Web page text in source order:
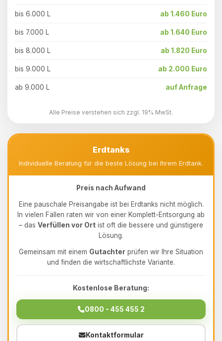
bis 6.000 L ab 1.460 Euro
bis 7.000 L ab 1.640 Euro
bis 8.000 L ab 1.820 Euro
bis 9.000 L ab 2.000 Euro
ab 9.000 L auf Anfrage
Alle Preise verstehen sich zzgl. 19% MwSt.
Erdtanks
Individuelle Beratung für die beste Lösung bei Ihrem Erdtank.
Preis nach Aufwand
Eine pauschale Preisangabe ist bei Erdtanks nicht möglich.
In vielen Fällen raten wir von einer Komplett-Entsorgung ab
– das Verfüllen vor Ort ist oft die bessere und günstigere
Lösung.
Gemeinsam mit einem Gutachter prüfen wir Ihre Situation
und finden die wirtschaftlichste Variante.
Kostenlose Beratung:
0800 - 455 455 2
Kontaktformular